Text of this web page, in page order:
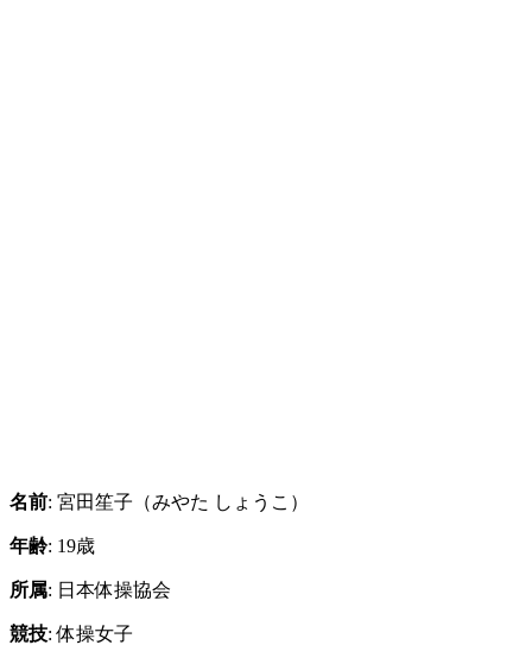
名前: 宮田笙子（みやた しょうこ）
年齢: 19歳
所属: 日本体操協会
競技: 体操女子